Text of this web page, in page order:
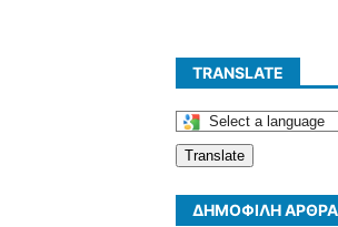
TRANSLATE
Translate
ΔΗΜΟΦΙΛΉ ΆΡΘΡΑ